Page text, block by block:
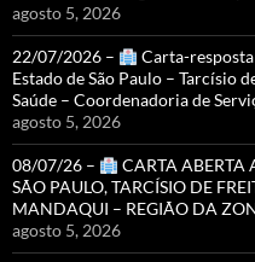
agosto 5, 2026
22/07/2026 –
Carta-
Estado de São Paulo – Tarcísio
Saúde – Coordenadoria de
agosto 5, 2026
08/07/26 –
CARTA ABERTA
SÃO PAULO, TARCÍSIO DE
MANDAQUI – REGIÃO DA
agosto 5, 2026